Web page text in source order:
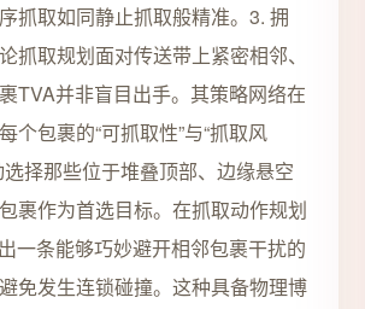
抓取如同静止抓取般精准。3. 拥
抓取规划面对传送带上紧密相邻、
TVA并非盲目出手。其策略网络在
个包裹的“可抓取性”与“抓取风
选择那些位于堆叠顶部、边缘悬空
裹作为首选目标。在抓取动作规划
一条能够巧妙避开相邻包裹干扰的
免发生连锁碰撞。这种具备物理博